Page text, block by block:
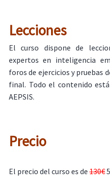
Lecciones
El curso dispone de
expertos en inteligencia
foros de ejercicios y pruebas
final. Todo el contenido
AEPSIS.
Precio
El precio del curso es de 130€